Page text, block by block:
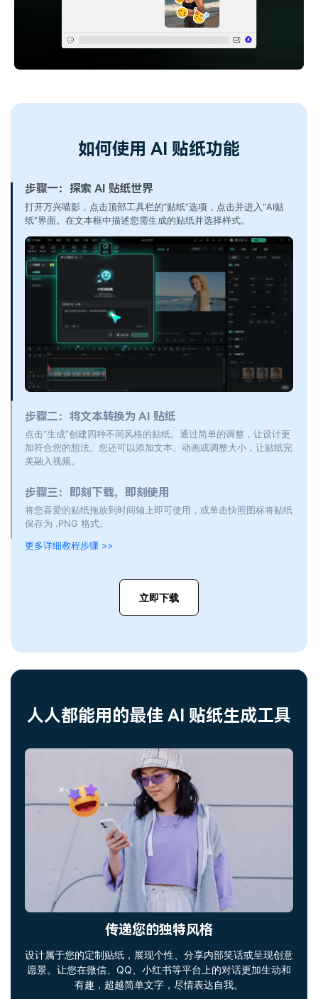
如何使用 AI 贴纸功能
步骤一：探索 AI 贴纸世界
打开万兴喵影，点击顶部工具栏的“贴纸”选项，点击并进入“AI贴
纸”界面。在文本框中描述您需生成的贴纸并选择样式。
步骤二：将文本转换为 AI 贴纸
点击“生成”创建四种不同风格的贴纸。通过简单的调整，让设计更
加符合您的想法。您还可以添加文本、动画或调整大小，让贴纸完
美融入视频。
步骤三：即刻下载，即刻使用
将您喜爱的贴纸拖放到时间轴上即可使用，或单击快照图标将贴纸
保存为 .PNG 格式。
更多详细教程步骤 >>
立即下载
人人都能用的最佳 AI 贴纸生成工具
传递您的独特风格
设计属于您的定制贴纸，展现个性、分享内部笑话或呈现创意
愿景。让您在微信、QQ、小红书等平台上的对话更加生动和
有趣，超越简单文字，尽情表达自我。